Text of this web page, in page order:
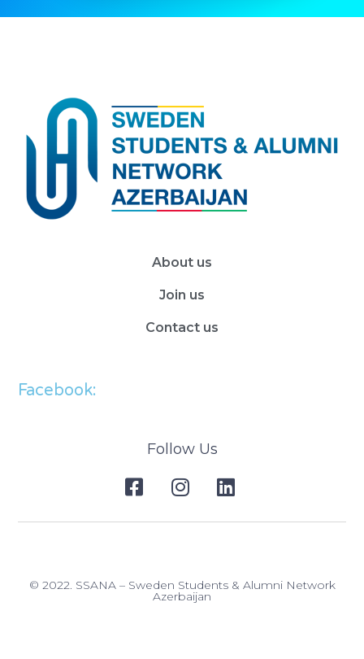
About us
Join us
Contact us
Facebook:
Follow Us
© 2022. SSANA – Sweden Students & Alumni Network
Azerbaijan